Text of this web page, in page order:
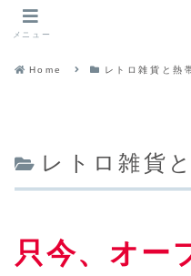
Home レトロ雑貨と熱
レトロ雑貨
只今、オー
メニュー